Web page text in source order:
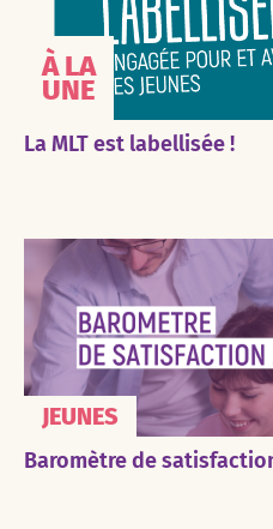
À LA
UNE
La MLT est labellisée !
JEUNES
Baromètre de